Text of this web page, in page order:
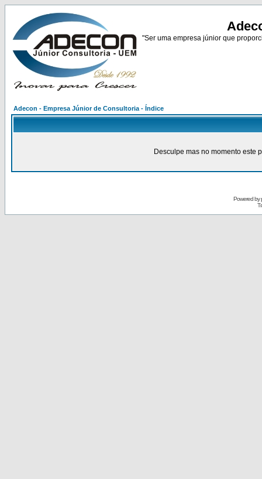
"Ser uma empresa júnior que
Adecon - Empresa Júnior de Consultoria - Índice
Desculpe mas no momento este
Powered by